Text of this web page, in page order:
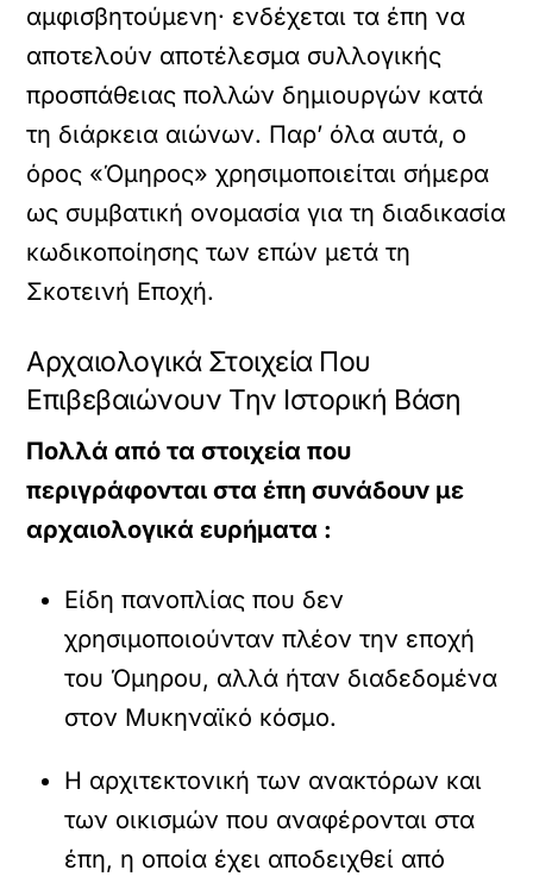
αμφισβητούμενη· ενδέχεται τα έπη να
αποτελούν αποτέλεσμα συλλογικής
προσπάθειας πολλών δημιουργών κατά
τη διάρκεια αιώνων. Παρ’ όλα αυτά, ο
όρος «Όμηρος» χρησιμοποιείται σήμερα
ως συμβατική ονομασία για τη διαδικασία
κωδικοποίησης των επών μετά τη
Σκοτεινή Εποχή.
Αρχαιολογικά Στοιχεία Που
Επιβεβαιώνουν Την Ιστορική Βάση
Πολλά από τα στοιχεία που
περιγράφονται στα έπη συνάδουν με
αρχαιολογικά ευρήματα :
Είδη πανοπλίας που δεν
χρησιμοποιούνταν πλέον την εποχή
του Όμηρου, αλλά ήταν διαδεδομένα
στον Μυκηναϊκό κόσμο.
Η αρχιτεκτονική των ανακτόρων και
των οικισμών που αναφέρονται στα
έπη, η οποία έχει αποδειχθεί από